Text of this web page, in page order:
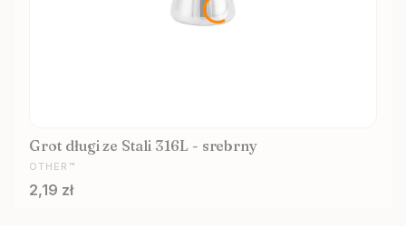
Grot długi ze Stali 316L - srebrny
PRODUCENT
OTHER™
Cena
2,19 zł